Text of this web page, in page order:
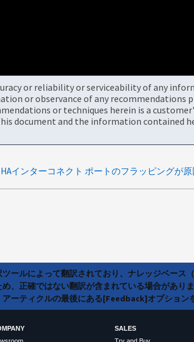
or reliability or serviceability of any
or observance of any recommendations
or techniques herein is a
document and the information contained
ールによって翻訳されており、ナレッジベー
、正確ではない翻訳が含まれている場合があ
ーティクルの最後にある[Feedback]オプション
SALES